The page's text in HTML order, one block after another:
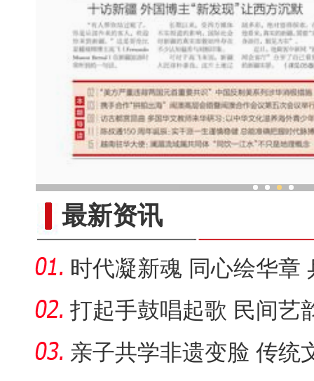
最新资讯
时代凝新魂 同心绘华章
彩上演
打起手鼓唱起歌 民间艺
新疆民间
亲子共学非遗变脸 传统